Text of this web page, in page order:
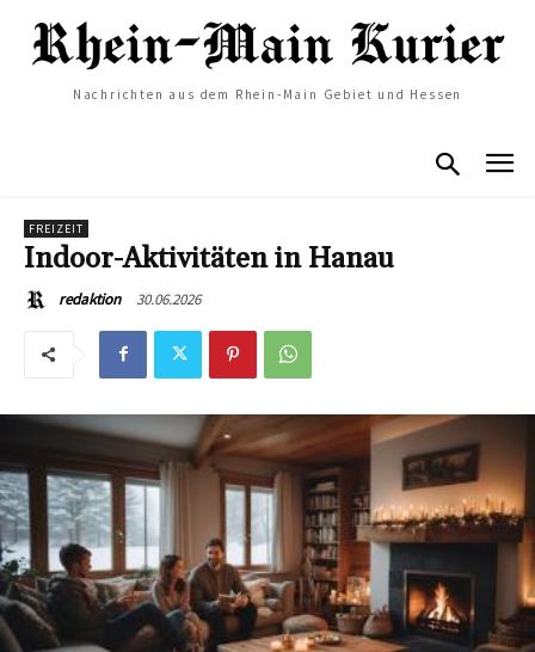
Nachrichten aus dem Rhein-Main Gebiet und Hessen
FREIZEIT
Indoor-Aktivitäten in Hanau
redaktion 30.06.2026